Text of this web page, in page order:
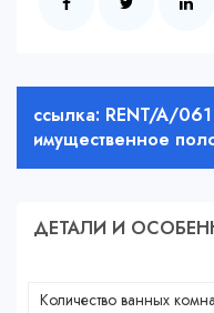
ссылка: RENT/A/061
имущественное
ДЕТАЛИ И
Количество ванных